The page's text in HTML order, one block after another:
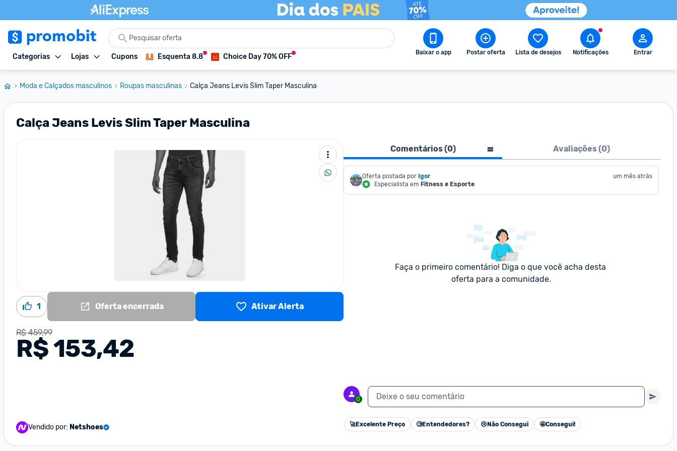
Categorias Lojas Cupons Esquenta 8.8 Choice Day 70% OFF Baixar o app Postar oferta Lista de desejos Notificações Entrar
Moda e Calçados masculinos Roupas masculinas Calça Jeans Levis Slim Taper Masculina
Calça Jeans Levis Slim Taper Masculina
1 Oferta encerrada Ativar Alerta
R$ 459,99
R$ 153,42
Vendido por: Netshoes
Comentários (0) Avaliações (0)
Oferta postada por Igor
Especialista em Fitness e Esporte
um mês atrás
Faça o primeiro comentário! Diga o que você acha desta
oferta para a comunidade.
0 Deixe o seu comentário
🚀Excelente Preço 🧐Entendedores? 😢 Não Consegui 🤩Consegui!